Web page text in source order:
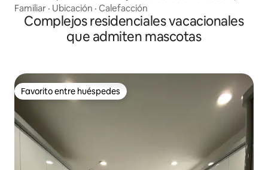
comida y bebida
Familiar · Ubicación · Calefacción
Complejos residenciales vacacionales
que admiten mascotas
Favorito entre huéspedes
Favorito entre huéspedes